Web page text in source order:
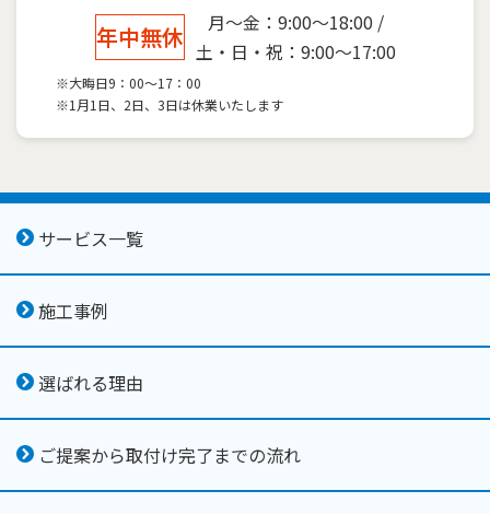
年中無休
月～金：9:00～18:00 /
土・日・祝：9:00～17:00
※大晦日9：00～17：00
※1月1日、2日、3日は休業いたします
サービス一覧
施工事例
選ばれる理由
ご提案から取付け完了までの流れ